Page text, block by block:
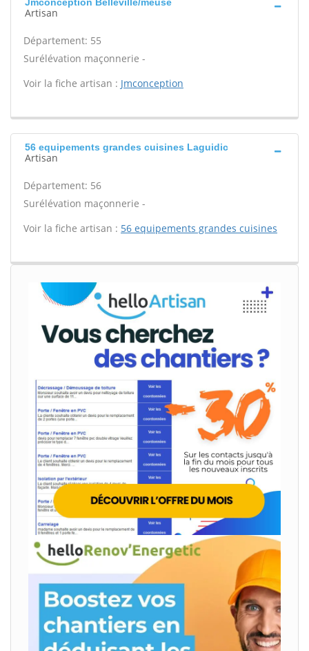
Artisan
Département: 55
Surélévation maçonnerie -
Voir la fiche artisan : Jmconception
56 equipements grandes cuisines Laguidic
Artisan
Département: 56
Surélévation maçonnerie -
Voir la fiche artisan : 56 equipements grandes cuisines